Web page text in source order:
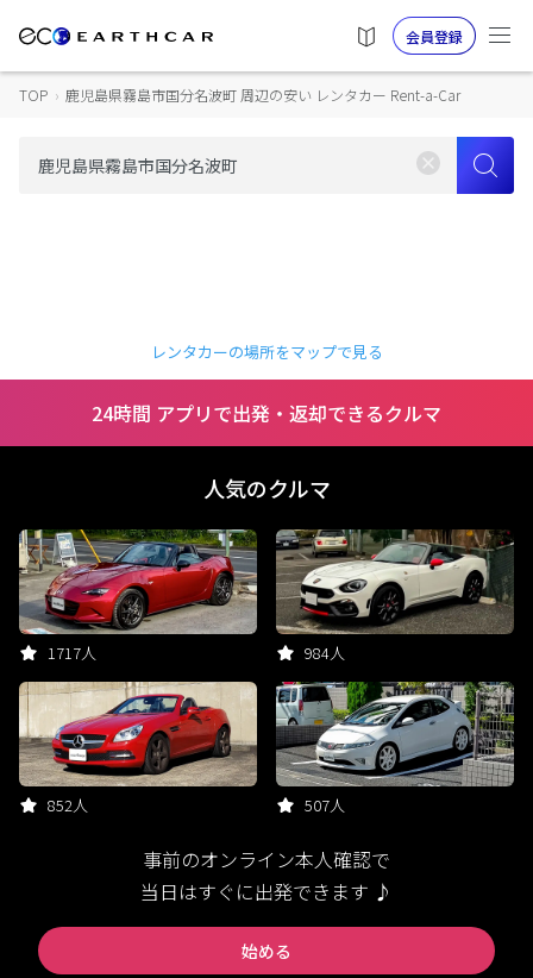
会員登録
TOP › 鹿児島県霧島市国分名波町 周辺の安い レンタカー Rent-a-Car
レンタカーの場所をマップで見る
24時間 アプリで出発・返却できるクルマ
人気のクルマ
1717人 984人
852人 507人
事前のオンライン本人確認で
当日はすぐに出発できます ♪
始める